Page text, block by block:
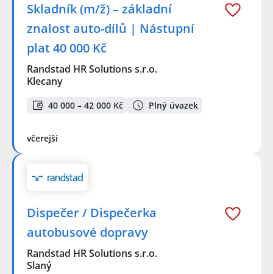
Skladník (m/ž) – základní
znalost auto-dílů | Nástupní
plat 40 000 Kč
Randstad HR Solutions s.r.o.
Klecany
40 000 – 42 000 Kč Plný úvazek
včerejší
Dispečer / Dispečerka
autobusové dopravy
Randstad HR Solutions s.r.o.
Slaný